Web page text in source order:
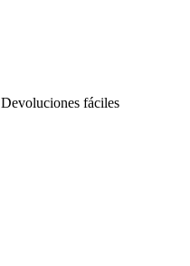
Devoluciones fáciles